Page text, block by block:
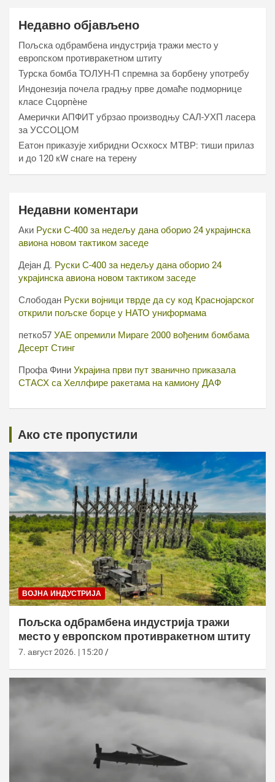
Недавно објављено
Пољска одбрамбена индустрија тражи место у
европском противракетном штиту
Турска бомба ТОЛУН-П спремна за борбену употребу
Индонезија почела градњу прве домаће подморнице
класе Сцорпèне
Амерички АПФИТ убрзао производњу САЛ-УХП ласера
за УССОЦОМ
Еатон приказује хибридни Осхкосх МТВР: тиши прилаз
и до 120 кW снаге на терену
Недавни коментари
Аки Руски С-400 за недељу дана оборио 24 украјинска
авиона новом тактиком заседе
Дејан Д. Руски С-400 за недељу дана оборио 24
украјинска авиона новом тактиком заседе
Слободан Руски војници тврде да су код Краснојарског
открили пољске борце у НАТО униформама
петко57 УАЕ опремили Мираге 2000 вођеним бомбама
Десерт Стинг
Профа Фини Украјина први пут званично приказала
СТАСХ са Хеллфире ракетама на камиону ДАФ
Ако сте пропустили
ВОЈНА ИНДУСТРИЈА
Пољска одбрамбена индустрија тражи
место у европском противракетном штиту
7. август 2026. | 15:20